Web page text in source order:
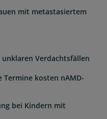
mit metastasiertem
unklaren Verdachtsfällen
Termine kosten nAMD-
bei Kindern mit